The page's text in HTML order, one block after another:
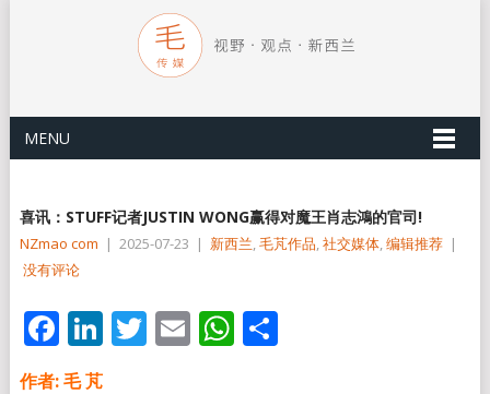
MENU
喜讯：STUFF记者JUSTIN WONG赢得对魔王肖志鴻的官司!
NZmao com | 2025-07-23 | 新西兰,毛芃作品,社交媒体,编辑推荐 |
没有评论
Facebook
LinkedIn
Twitter
EmailWhatsApp
分
作者: 毛 芃